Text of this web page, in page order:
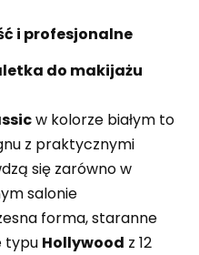
i profesjonalne
do makijażu
w kolorze białym to
z praktycznymi
się zarówno w
salonie
forma, staranne
typu Hollywood z 12